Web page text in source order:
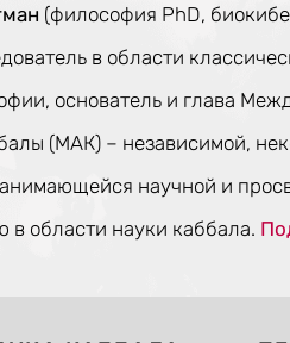
(философия PhD,
в области
основатель и глава
(МАК) – независимой,
научной и
в области науки каббала.